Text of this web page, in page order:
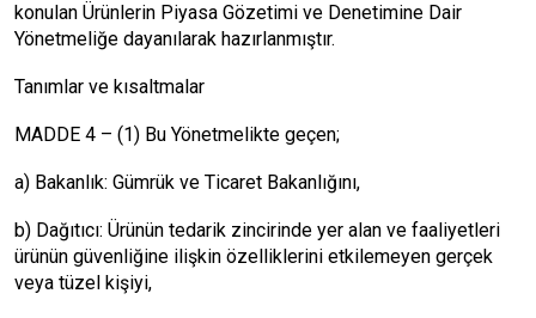
konulan Ürünlerin Piyasa Gözetimi ve Denetimine Dair
Yönetmeliğe dayanılarak hazırlanmıştır.
Tanımlar ve kısaltmalar
MADDE 4 – (1) Bu Yönetmelikte geçen;
a) Bakanlık: Gümrük ve Ticaret Bakanlığını,
b) Dağıtıcı: Ürünün tedarik zincirinde yer alan ve faaliyetleri
ürünün güvenliğine ilişkin özelliklerini etkilemeyen gerçek
veya tüzel kişiyi,